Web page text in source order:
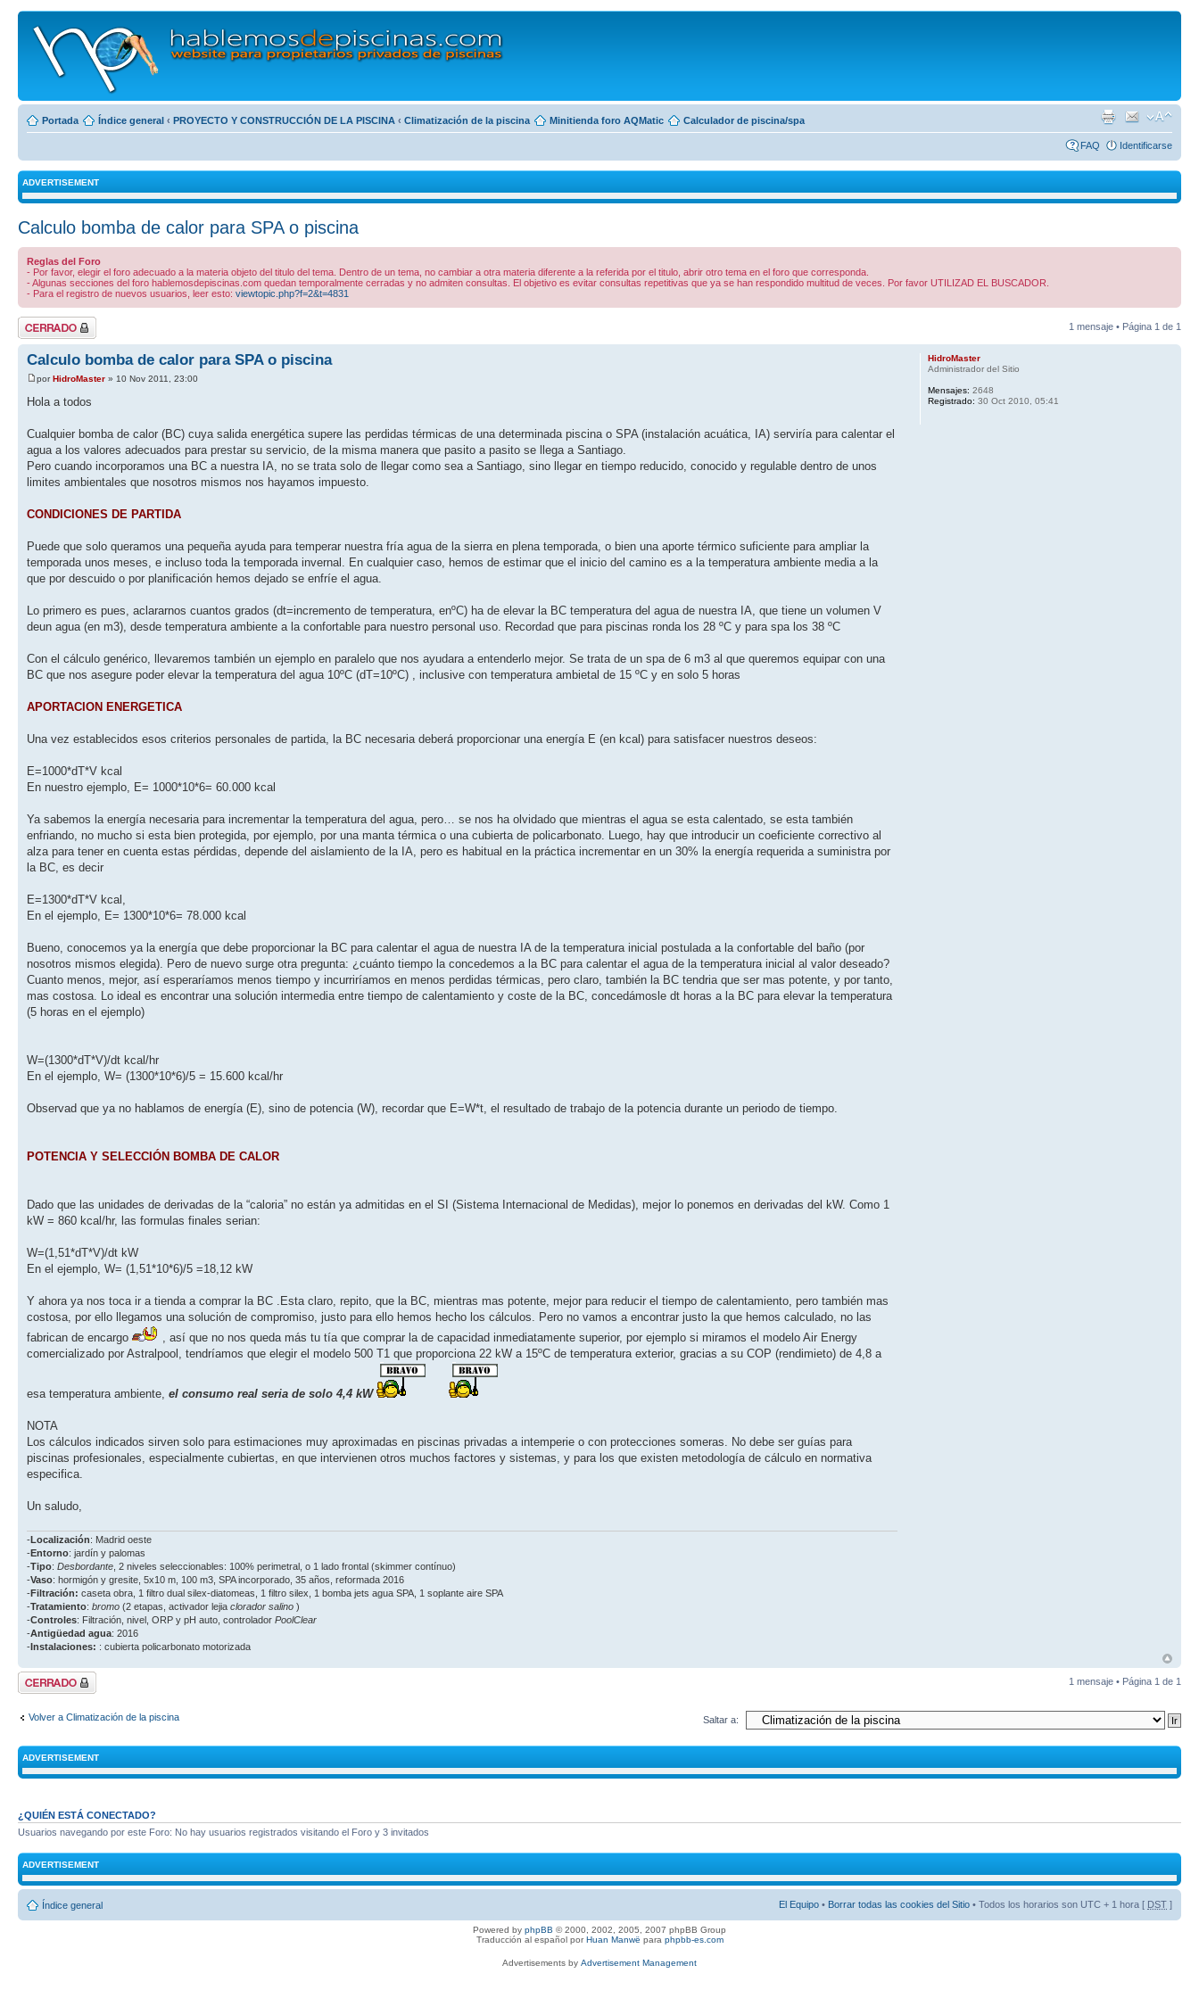
Portada Índice general ‹ PROYECTO Y CONSTRUCCIÓN DE LA PISCINA ‹ Climatización de la piscina Minitienda foro AQMatic Calculador de piscina/spa
FAQ Identificarse
ADVERTISEMENT
Calculo bomba de calor para SPA o piscina
Reglas del Foro
- Por favor, elegir el foro adecuado a la materia objeto del titulo del tema. Dentro de un tema, no cambiar a otra materia diferente a la referida por el titulo, abrir otro tema en el foro que corresponda.
- Algunas secciones del foro hablemosdepiscinas.com quedan temporalmente cerradas y no admiten consultas. El objetivo es evitar consultas repetitivas que ya se han respondido multitud de veces. Por favor UTILIZAD EL BUSCADOR.
- Para el registro de nuevos usuarios, leer esto: viewtopic.php?f=2&t=4831
Tema cerrado 1 mensaje • Página 1 de 1
Calculo bomba de calor para SPA o piscina
porHidroMaster » 10 Nov 2011, 23:00
Hola a todos
Cualquier bomba de calor (BC) cuya salida energética supere las perdidas térmicas de una determinada piscina o SPA (instalación acuática, IA) serviría para calentar el
agua a los valores adecuados para prestar su servicio, de la misma manera que pasito a pasito se llega a Santiago.
Pero cuando incorporamos una BC a nuestra IA, no se trata solo de llegar como sea a Santiago, sino llegar en tiempo reducido, conocido y regulable dentro de unos
limites ambientales que nosotros mismos nos hayamos impuesto.
CONDICIONES DE PARTIDA
Puede que solo queramos una pequeña ayuda para temperar nuestra fría agua de la sierra en plena temporada, o bien una aporte térmico suficiente para ampliar la
temporada unos meses, e incluso toda la temporada invernal. En cualquier caso, hemos de estimar que el inicio del camino es a la temperatura ambiente media a la
que por descuido o por planificación hemos dejado se enfríe el agua.
Lo primero es pues, aclararnos cuantos grados (dt=incremento de temperatura, enºC) ha de elevar la BC temperatura del agua de nuestra IA, que tiene un volumen V
deun agua (en m3), desde temperatura ambiente a la confortable para nuestro personal uso. Recordad que para piscinas ronda los 28 ºC y para spa los 38 ºC
Con el cálculo genérico, llevaremos también un ejemplo en paralelo que nos ayudara a entenderlo mejor. Se trata de un spa de 6 m3 al que queremos equipar con una
BC que nos asegure poder elevar la temperatura del agua 10ºC (dT=10ºC) , inclusive con temperatura ambietal de 15 ºC y en solo 5 horas
APORTACION ENERGETICA
Una vez establecidos esos criterios personales de partida, la BC necesaria deberá proporcionar una energía E (en kcal) para satisfacer nuestros deseos:
E=1000*dT*V kcal
En nuestro ejemplo, E= 1000*10*6= 60.000 kcal
Ya sabemos la energía necesaria para incrementar la temperatura del agua, pero… se nos ha olvidado que mientras el agua se esta calentado, se esta también
enfriando, no mucho si esta bien protegida, por ejemplo, por una manta térmica o una cubierta de policarbonato. Luego, hay que introducir un coeficiente correctivo al
alza para tener en cuenta estas pérdidas, depende del aislamiento de la IA, pero es habitual en la práctica incrementar en un 30% la energía requerida a suministra por
la BC, es decir
E=1300*dT*V kcal,
En el ejemplo, E= 1300*10*6= 78.000 kcal
Bueno, conocemos ya la energía que debe proporcionar la BC para calentar el agua de nuestra IA de la temperatura inicial postulada a la confortable del baño (por
nosotros mismos elegida). Pero de nuevo surge otra pregunta: ¿cuánto tiempo la concedemos a la BC para calentar el agua de la temperatura inicial al valor deseado?
Cuanto menos, mejor, así esperaríamos menos tiempo y incurriríamos en menos perdidas térmicas, pero claro, también la BC tendria que ser mas potente, y por tanto,
mas costosa. Lo ideal es encontrar una solución intermedia entre tiempo de calentamiento y coste de la BC, concedámosle dt horas a la BC para elevar la temperatura
(5 horas en el ejemplo)
W=(1300*dT*V)/dt kcal/hr
En el ejemplo, W= (1300*10*6)/5 = 15.600 kcal/hr
Observad que ya no hablamos de energía (E), sino de potencia (W), recordar que E=W*t, el resultado de trabajo de la potencia durante un periodo de tiempo.
POTENCIA Y SELECCIÓN BOMBA DE CALOR
Dado que las unidades de derivadas de la “caloria” no están ya admitidas en el SI (Sistema Internacional de Medidas), mejor lo ponemos en derivadas del kW. Como 1
kW = 860 kcal/hr, las formulas finales serian:
W=(1,51*dT*V)/dt kW
En el ejemplo, W= (1,51*10*6)/5 =18,12 kW
Y ahora ya nos toca ir a tienda a comprar la BC .Esta claro, repito, que la BC, mientras mas potente, mejor para reducir el tiempo de calentamiento, pero también mas
costosa, por ello llegamos una solución de compromiso, justo para ello hemos hecho los cálculos. Pero no vamos a encontrar justo la que hemos calculado, no las
fabrican de encargo
, así que no nos queda más tu tía que comprar la de capacidad inmediatamente superior, por ejemplo si miramos el modelo Air Energy
comercializado por Astralpool, tendríamos que elegir el modelo 500 T1 que proporciona 22 kW a 15ºC de temperatura exterior, gracias a su COP (rendimieto) de 4,8 a
esa temperatura ambiente, el consumo real seria de solo 4,4 kW
NOTA
Los cálculos indicados sirven solo para estimaciones muy aproximadas en piscinas privadas a intemperie o con protecciones someras. No debe ser guías para
piscinas profesionales, especialmente cubiertas, en que intervienen otros muchos factores y sistemas, y para los que existen metodología de cálculo en normativa
especifica.
Un saludo,
-Localización: Madrid oeste
-Entorno: jardín y palomas
-Tipo: Desbordante , 2 niveles seleccionables: 100% perimetral, o 1 lado frontal (skimmer contínuo)
-Vaso: hormigón y gresite, 5x10 m, 100 m3, SPA incorporado, 35 años, reformada 2016
-Filtración: caseta obra, 1 filtro dual silex-diatomeas, 1 filtro silex, 1 bomba jets agua SPA, 1 soplante aire SPA
-Tratamiento: bromo (2 etapas, activador lejia clorador salino )
-Controles: Filtración, nivel, ORP y pH auto, controlador PoolClear
-Antigüedad agua: 2016
-Instalaciones: : cubierta policarbonato motorizada
HidroMaster
Administrador del Sitio
Mensajes: 2648
Registrado: 30 Oct 2010, 05:41
Tema cerrado 1 mensaje • Página 1 de 1
Volver a Climatización de la piscina Saltar a:
ADVERTISEMENT
¿QUIÉN ESTÁ CONECTADO?
Usuarios navegando por este Foro: No hay usuarios registrados visitando el Foro y 3 invitados
ADVERTISEMENT
Índice general El Equipo • Borrar todas las cookies del Sitio • Todos los horarios son UTC + 1 hora [ DST ]
Powered by phpBB © 2000, 2002, 2005, 2007 phpBB Group
Traducción al español porHuan Manwë para phpbb-es.com
Advertisements by Advertisement Management